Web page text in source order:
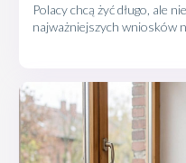
Polacy chcą żyć długo, ale
najważniejszych wniosków
dotyczącego - jak sama
w Polsce. Badanie pokazuje,
życia budzi przede
starość nadal kojarzy się
sprawności i zależnością od